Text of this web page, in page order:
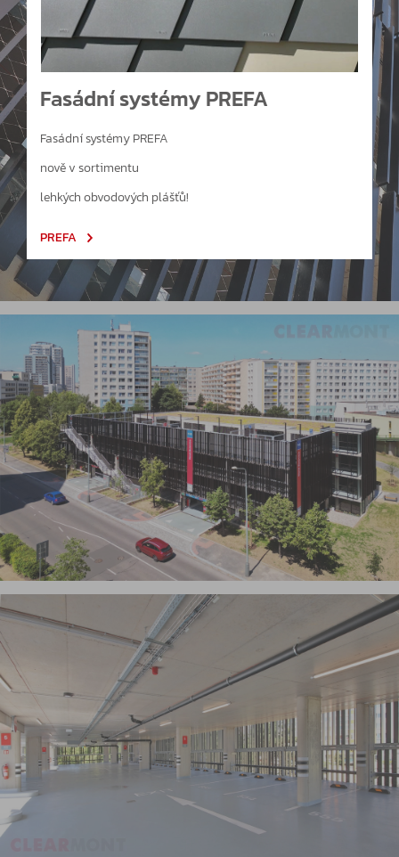
Fasádní systémy PREFA
Fasádní systémy PREFA
nově v sortimentu
lehkých obvodových plášťů!
PREFA